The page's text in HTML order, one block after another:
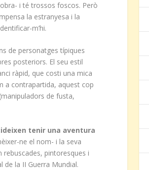
i té trossos foscos. Però
la estranyesa i la
m’hi.
de personatges típiques
posteriors. El seu estil
ràpid, que costi una mica
a contrapartida, aquest cop
de fusta,
tenir una aventura
ne el nom- i la seva
rebuscades, pintoresques i
de la II Guerra Mundial.